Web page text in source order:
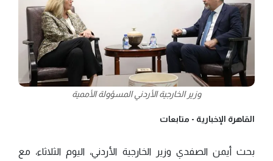
وزير الخارجية الأردني المسؤولة الأممية
القاهرة الإخبارية - متابعات
بحث أيمن الصفدي وزير الخارجية الأردني، اليوم الثلاثاء، مع